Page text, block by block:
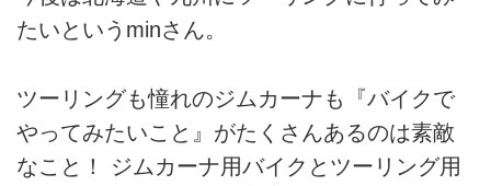
たいというminさん。
ツーリングも憧れのジムカーナも『バイクで
やってみたいこと』がたくさんあるのは素敵
なこと！ ジムカーナ用バイクとツーリング用